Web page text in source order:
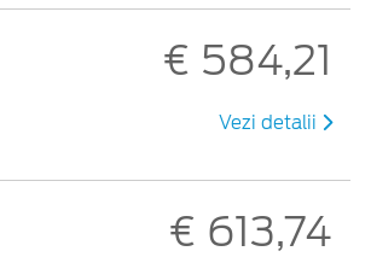
€ 584,21
Vezi detalii
€ 613,74